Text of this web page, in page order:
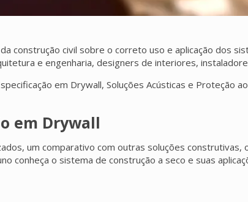
construção civil sobre o correto uso e aplicação dos
e engenharia, designers de interiores,
em Drywall, Soluções Acústicas e Proteção
em Drywall
um comparativo com outras soluções construtivas,
conheça o sistema de construção a seco e suas